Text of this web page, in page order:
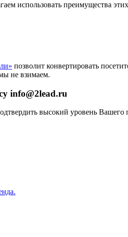
использовать преимущества
позволит конвертировать
не взимаем.
info@2lead.ru
высокий уровень Вашего